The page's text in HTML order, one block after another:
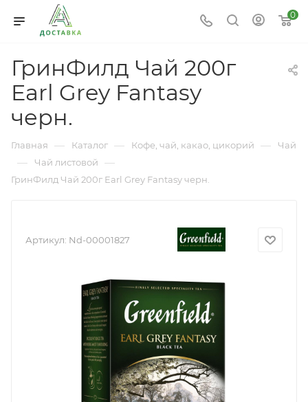
0
ГринФилд Чай 200г
Earl Grey Fantasy
черн.
Главная — Каталог — Кофе, чай, какао, цикорий — Чай
— Чай листовой —
ГринФилд Чай 200г Earl Grey Fantasy черн.
Артикул: Nd-00001827